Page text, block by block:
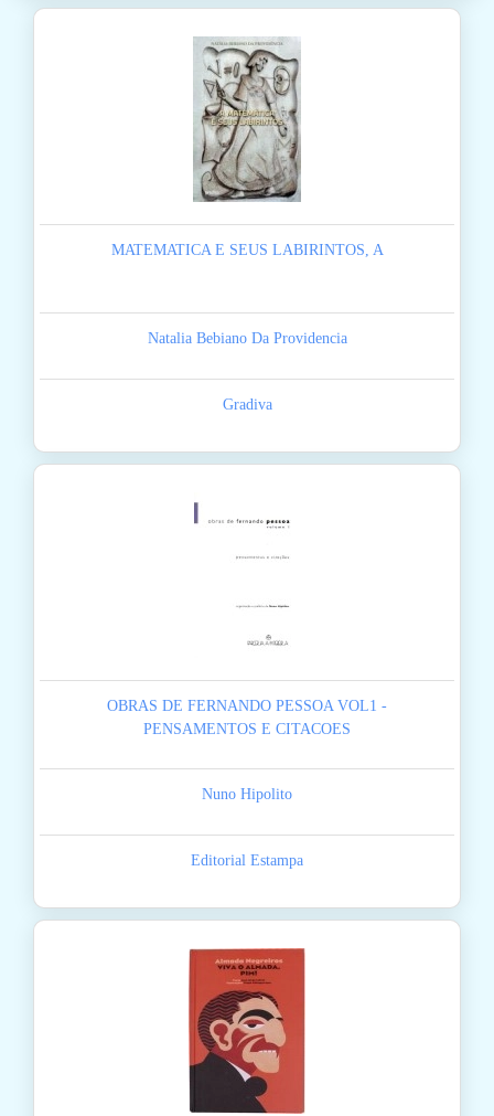
MATEMATICA E SEUS LABIRINTOS, A
Natalia Bebiano Da Providencia
Gradiva
OBRAS DE FERNANDO PESSOA VOL1 -
PENSAMENTOS E CITACOES
Nuno Hipolito
Editorial Estampa